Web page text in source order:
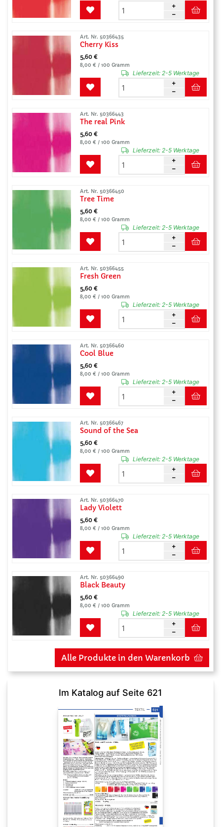
Art. Nr. 50366435
Cherry Kiss
5,60 €
8,00 € / 100 Gramm
Lieferzeit:2-5 Werktage
Art. Nr. 50366443
The real Pink
5,60 €
8,00 € / 100 Gramm
Lieferzeit:2-5 Werktage
Art. Nr. 50366450
Tree Time
5,60 €
8,00 € / 100 Gramm
Lieferzeit:2-5 Werktage
Art. Nr. 50366455
Fresh Green
5,60 €
8,00 € / 100 Gramm
Lieferzeit:2-5 Werktage
Art. Nr. 50366460
Cool Blue
5,60 €
8,00 € / 100 Gramm
Lieferzeit:2-5 Werktage
Art. Nr. 50366467
Sound of the Sea
5,60 €
8,00 € / 100 Gramm
Lieferzeit:2-5 Werktage
Art. Nr. 50366470
Lady Violett
5,60 €
8,00 € / 100 Gramm
Lieferzeit:2-5 Werktage
Art. Nr. 50366490
Black Beauty
5,60 €
8,00 € / 100 Gramm
Lieferzeit:2-5 Werktage
Alle Produkte in den Warenkorb
Im Katalog auf Seite 621